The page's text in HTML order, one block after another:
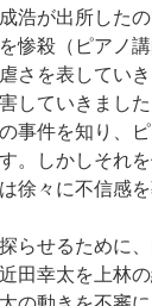
浩が出所した
惨殺（ピアノ
さを表してい
していきまし
事件を知り、
。しかしそれ
徐々に不信感を
らせるために
田幸太を上林